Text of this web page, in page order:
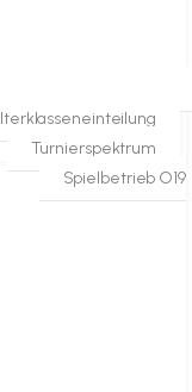
Turnierspektrum
Spielbetrieb O19